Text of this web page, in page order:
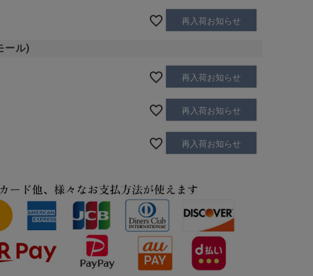
/全12色
7分袖カプリシャツ/全8色
再入荷お知らせ
ール)
再入荷お知らせ
再入荷お知らせ
再入荷お知らせ